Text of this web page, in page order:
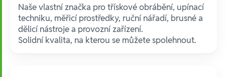
Naše vlastní značka pro třískové obrábění, upínací
techniku, měřicí prostředky, ruční nářadí, brusné a
dělicí nástroje a provozní zařízení.
Solidní kvalita, na kterou se můžete spolehnout.